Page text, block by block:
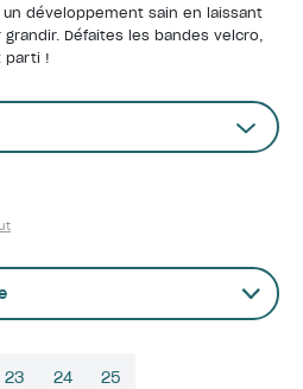
développement sain en laissant
Défaites les bandes velcro,
parti !
23 24 25